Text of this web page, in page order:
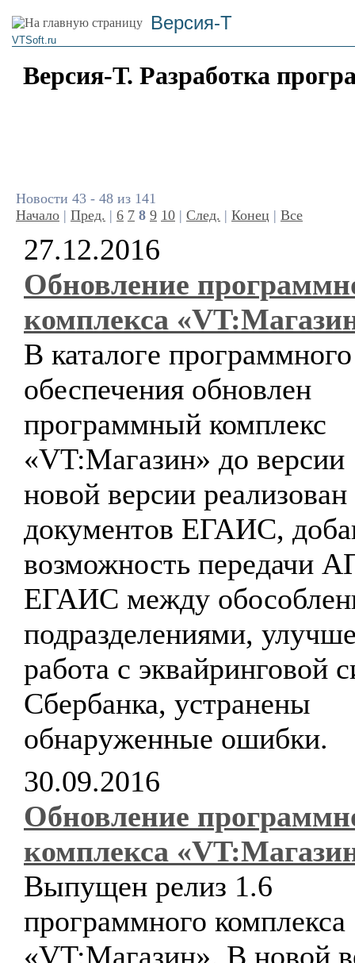
Версия-Т
VTSoft.ru
Версия-Т. Разработка
Новости 43 - 48 из 141
Начало | Пред. | 6 7 8 9 10 | След. | Конец | Все
27.12.2016
Обновление
комплекса
В каталоге программного
обеспечения обновлен
программный комплекс
«VT:Магазин» до
новой версии реализован
документов ЕГАИС,
возможность передачи
ЕГАИС между
подразделениями,
работа с эквайринговой
Сбербанка, устранены
обнаруженные ошибки.
30.09.2016
Обновление
комплекса
Выпущен релиз 1.6
программного комплекса
«VT:Магазин». В новой